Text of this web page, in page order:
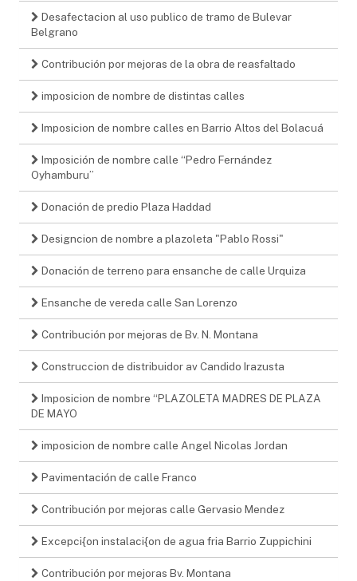
Desafectacion al uso publico de tramo de Bulevar
Belgrano
Contribución por mejoras de la obra de reasfaltado
imposicion de nombre de distintas calles
Imposicion de nombre calles en Barrio Altos del Bolacuá
Imposición de nombre calle “Pedro Fernández
Oyhamburu”
Donación de predio Plaza Haddad
Designcion de nombre a plazoleta "Pablo Rossi"
Donación de terreno para ensanche de calle Urquiza
Ensanche de vereda calle San Lorenzo
Contribución por mejoras de Bv. N. Montana
Construccion de distribuidor av Candido Irazusta
Imposicion de nombre “PLAZOLETA MADRES DE PLAZA
DE MAYO
imposicion de nombre calle Angel Nicolas Jordan
Pavimentación de calle Franco
Contribución por mejoras calle Gervasio Mendez
Excepci{on instalaci{on de agua fria Barrio Zuppichini
Contribución por mejoras Bv. Montana